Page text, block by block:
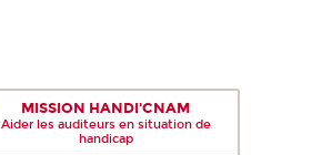
MISSION HANDI'CNAM
Aider les auditeurs en situation de
handicap